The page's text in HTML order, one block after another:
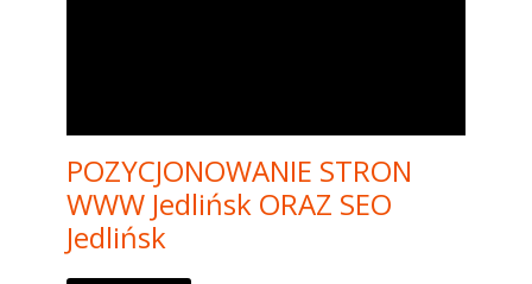
POZYCJONOWANIE STRON
WWW Jedlińsk ORAZ SEO
Jedlińsk